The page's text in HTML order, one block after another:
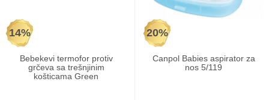
14%
Bebekevi termofor protiv
grčeva sa trešnjinim
košticama Green
20%
Canpol Babies aspirator za
nos 5/119